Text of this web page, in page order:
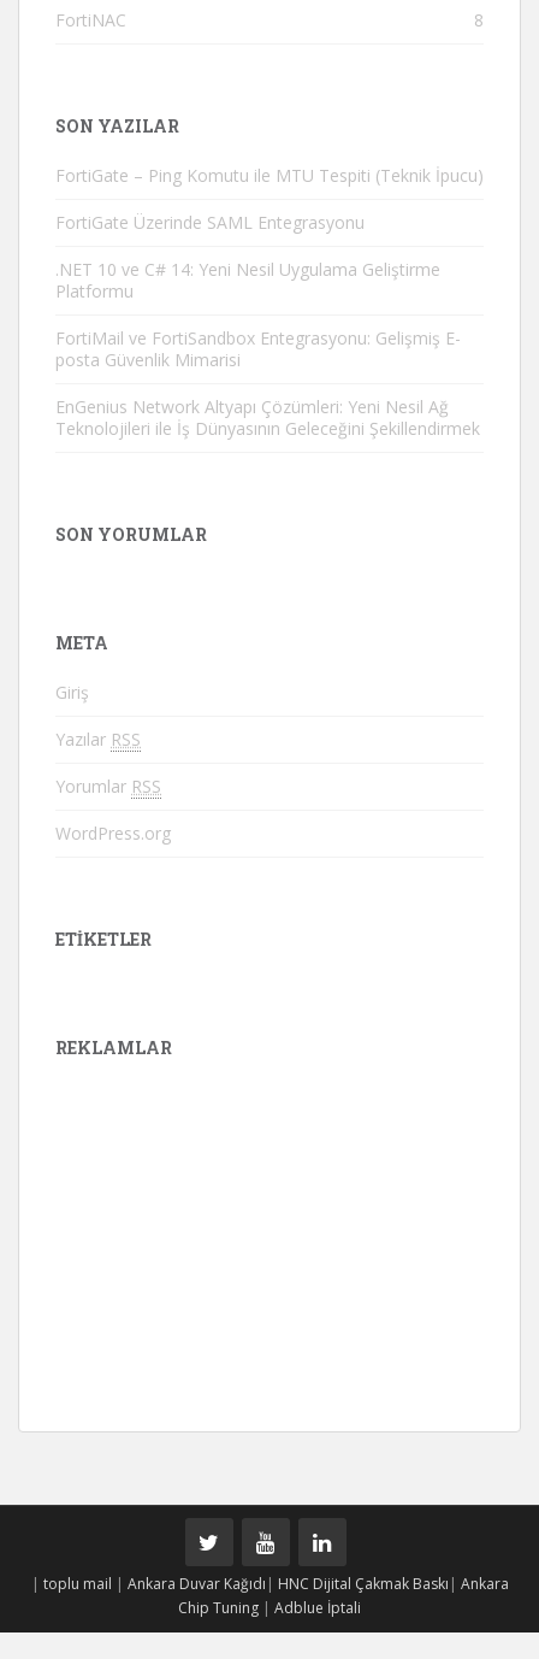
FortiNAC 8
SON YAZILAR
FortiGate – Ping Komutu ile MTU Tespiti (Teknik İpucu)
FortiGate Üzerinde SAML Entegrasyonu
.NET 10 ve C# 14: Yeni Nesil Uygulama Geliştirme
Platformu
FortiMail ve FortiSandbox Entegrasyonu: Gelişmiş E-
posta Güvenlik Mimarisi
EnGenius Network Altyapı Çözümleri: Yeni Nesil Ağ
Teknolojileri ile İş Dünyasının Geleceğini Şekillendirmek
SON YORUMLAR
META
Giriş
Yazılar RSS
Yorumlar RSS
WordPress.org
ETIKETLER
REKLAMLAR
| toplu mail | Ankara Duvar Kağıdı | HNC Dijital Çakmak Baskı | Ankara
Chip Tuning | Adblue İptali